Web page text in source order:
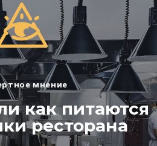
мнение
как питаются
ресторана